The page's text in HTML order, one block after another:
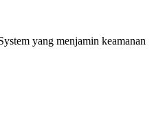
yang menjamin keamanan